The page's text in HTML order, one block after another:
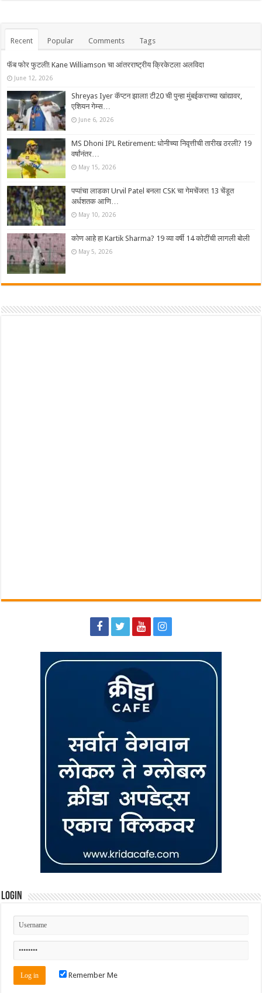
Recent Popular Comments Tags
फॅब फोर फुटली! Kane Williamson चा आंतरराष्ट्रीय क्रिकेटला अलविदा
June 12, 2026
Shreyas Iyer कॅप्टन झाला! टी20 ची पुन्हा मुंबईकराच्या खांद्यावर,
एशियन गेम्स…
June 6, 2026
MS Dhoni IPL Retirement: धोनीच्या निवृत्तीची तारीख ठरली? 19
वर्षांनंतर…
May 15, 2026
पप्पांचा लाडका Urvil Patel बनला CSK चा गेमचेंजर! 13 चेंडूत
अर्धशतक आणि…
May 10, 2026
कोण आहे हा Kartik Sharma? 19 व्या वर्षी 14 कोटींची लागली बोली
May 5, 2026
Login
Remember Me